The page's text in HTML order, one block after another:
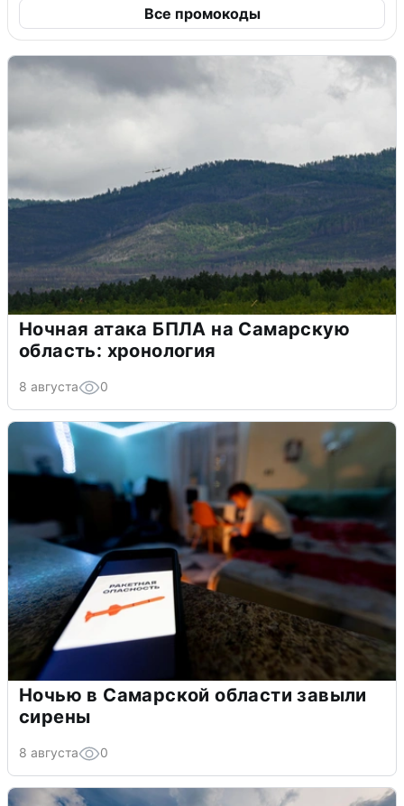
Все промокоды
Ночная атака БПЛА на Самарскую
область: хронология
8 августа 0
Ночью в Самарской области завыли
сирены
8 августа 0